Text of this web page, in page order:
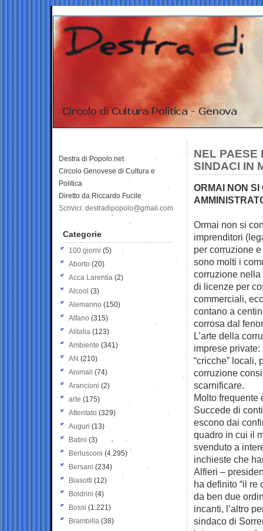
NEL PAESE
SINDACI IN
ORMAI NON SI
Ormai non si
imprenditori
per corruzione
sono molti i
corruzione
di licenze per
commerciali,
contano a
corrosa dal
L’arte della
imprese
“cricche” locali,
corruzione
scarnificare.
Molto frequente
Succede di
escono dai
quadro in cui il
svenduto a
inchieste che
Alfieri –
ha definito “il re
da ben due
incanti, l’altro
sindaco di
Destra di Popolo.net
Circolo Genovese di Cultura e
Politica
Diretto da Riccardo Fucile
Scrivici: destradipopolo@gmail.com
Categorie
100 giorni (5)
Aborto (20)
Acca Larentia (2)
Alcool (3)
Alemanno (150)
Alfano (315)
Alitalia (123)
Ambiente (341)
AN (210)
Animali (74)
Arancioni (2)
arte (175)
Attentato (329)
Auguri (13)
Batini (3)
Berlusconi (4.295)
Bersani (234)
Biasotti (12)
Boldrini (4)
Bossi (1.221)
Brambilla (38)